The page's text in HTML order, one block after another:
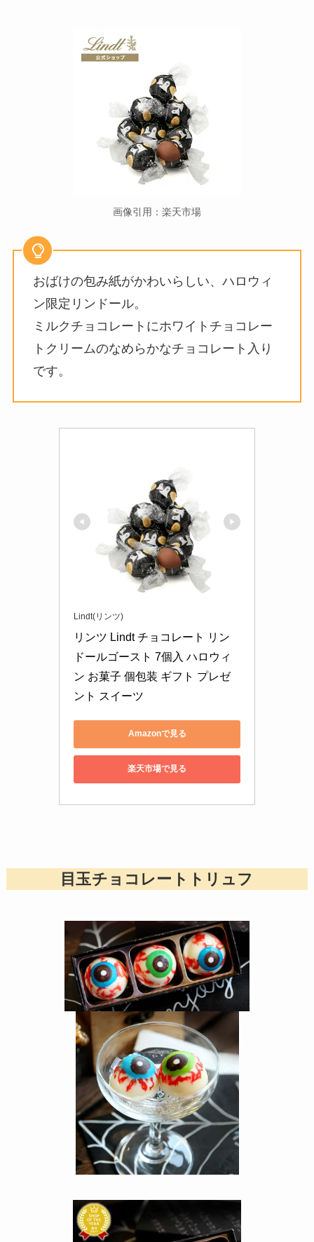
画像引用：楽天市場
おばけの包み紙がかわいらしい、ハロウィ
ン限定リンドール。
ミルクチョコレートにホワイトチョコレー
トクリームのなめらかなチョコレート入り
です。
Lindt(リンツ)
リンツ Lindt チョコレート リン
ドールゴースト 7個入 ハロウィ
ン お菓子 個包装 ギフト プレゼ
ント スイーツ
Amazonで見る
楽天市場で見る
目玉チョコレートトリュフ